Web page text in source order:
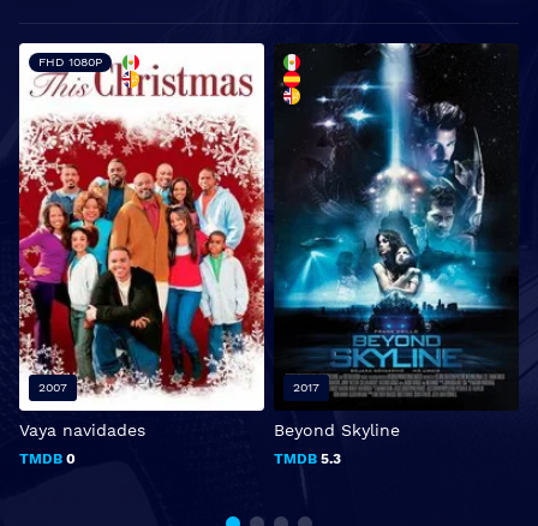
Vaya navidades
TMDB 0
FHD 1080P
2007
Beyond Skyline
TMDB 5.3
2017